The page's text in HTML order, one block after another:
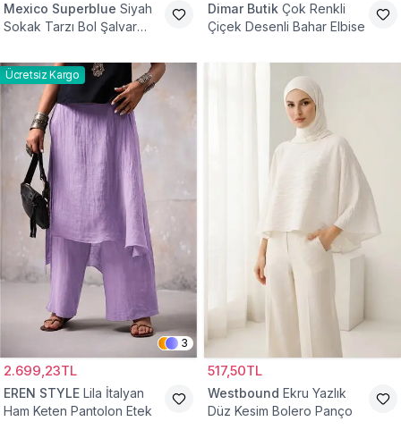
Mexico Superblue Siyah
Sokak Tarzı Bol Şalvar
Dimar Butik Çok Renkli
Çiçek Desenli Bahar Elbise
Ücretsiz Kargo
3
2.699,23TL
EREN STYLE Lila İtalyan
Ham Keten Pantolon Etek
517,50TL
Westbound Ekru Yazlık
Düz Kesim Bolero Panço